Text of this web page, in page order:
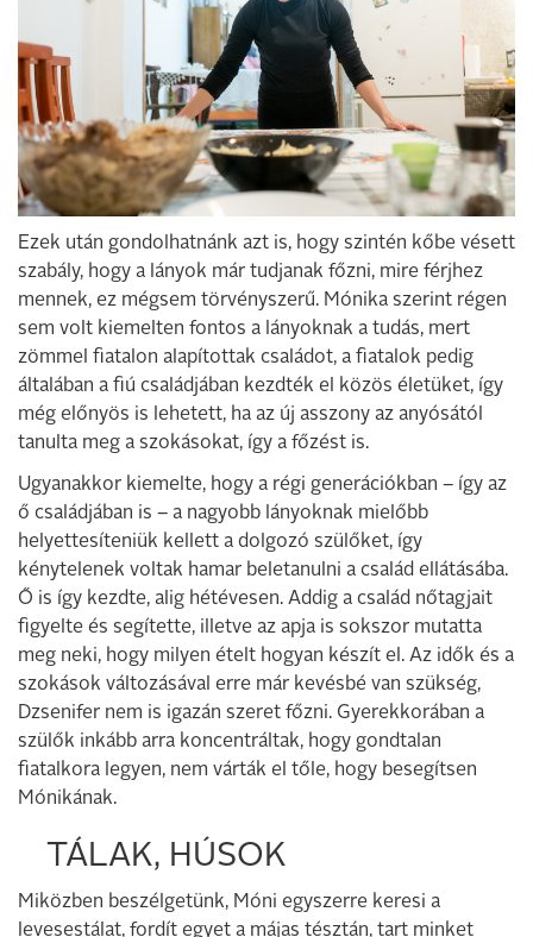
Ezek után gondolhatnánk azt is, hogy szintén kőbe vésett
szabály, hogy a lányok már tudjanak főzni, mire férjhez
mennek, ez mégsem törvényszerű. Mónika szerint régen
sem volt kiemelten fontos a lányoknak a tudás, mert
zömmel fiatalon alapítottak családot, a fiatalok pedig
általában a fiú családjában kezdték el közös életüket, így
még előnyös is lehetett, ha az új asszony az anyósától
tanulta meg a szokásokat, így a főzést is.
Ugyanakkor kiemelte, hogy a régi generációkban – így az
ő családjában is – a nagyobb lányoknak mielőbb
helyettesíteniük kellett a dolgozó szülőket, így
kénytelenek voltak hamar beletanulni a család ellátásába.
Ő is így kezdte, alig hétévesen. Addig a család nőtagjait
figyelte és segítette, illetve az apja is sokszor mutatta
meg neki, hogy milyen ételt hogyan készít el. Az idők és a
szokások változásával erre már kevésbé van szükség,
Dzsenifer nem is igazán szeret főzni. Gyerekkorában a
szülők inkább arra koncentráltak, hogy gondtalan
fiatalkora legyen, nem várták el tőle, hogy besegítsen
Mónikának.
TÁLAK, HÚSOK
Miközben beszélgetünk, Móni egyszerre keresi a
levesestálat, fordít egyet a májas tésztán, tart minket